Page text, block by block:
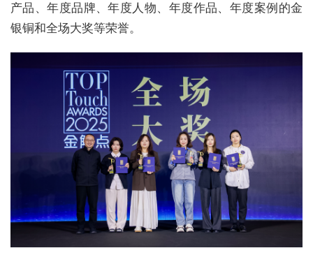
产品、年度品牌、年度人物、年度作品、年度案例的金
银铜和全场大奖等荣誉。